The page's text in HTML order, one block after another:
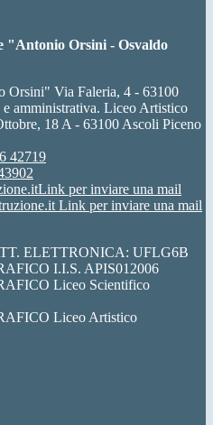
"Antonio Orsini - Osvaldo
Orsini" Via Faleria, 4 - 63100
amministrativa. Liceo Artistico
18 A - 63100 Ascoli Piceno
42719
Link per inviare una mail
Link per inviare una mail
ELETTRONICA: UFLG6B
I.I.S. APIS012006
Liceo Scientifico
Liceo Artistico